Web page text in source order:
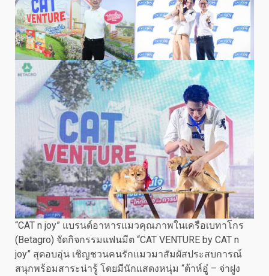
“CAT n joy” แบรนด์อาหารแมวคุณภาพในเครือเบทาโกร
(Betagro) จัดกิจกรรมแฟนมีต “CAT VENTURE by CAT n
joy” สุดอบอุ่น เชิญชวนคนรักแมวมาสัมผัสประสบการณ์
สนุกพร้อมสาระน่ารู้ โดยมีนักแสดงหนุ่ม “ต้าห์อู๋ – จ่าฝูง